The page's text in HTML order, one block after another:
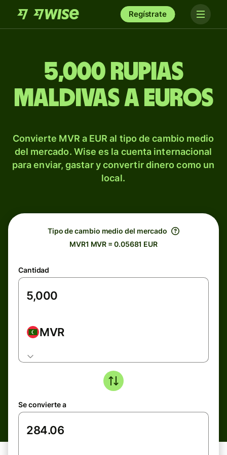
Regístrate
5,000 rupias
maldivas a euros
Convierte MVR a EUR al tipo de cambio medio
del mercado. Wise es la cuenta internacional
para enviar, gastar y convertir dinero como un
local.
Tipo de cambio medio del mercado
MVR1 MVR = 0.05681 EUR
Cantidad
MVR
Se convierte a